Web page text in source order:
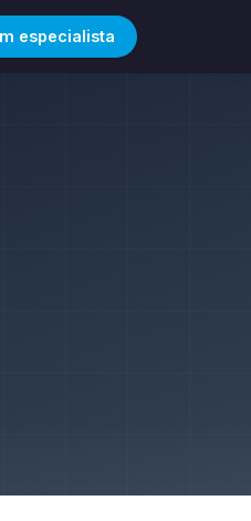
especialista